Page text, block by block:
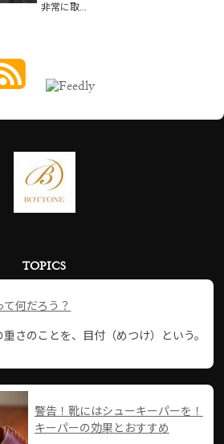
非常に取...
TOPICS
何だろう？
さのことを、目付（めつけ）という。
警告！靴にはシューキーパーを！
キーパーの効果とおすすめ